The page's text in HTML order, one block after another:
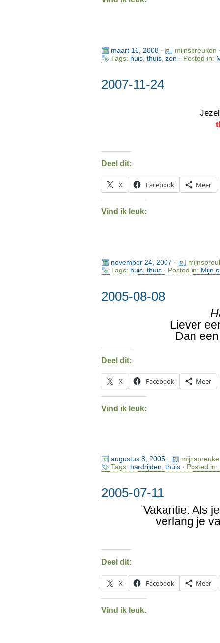
maart 16, 2008·
mijnspreuken
Tags: huis, thuis, zon · Posted in:
2007-11-24
Deel dit:
X Facebook Meer
Vind ik leuk:
november 24, 2007 ·
Tags: huis, thuis· Posted in: Mijn
2005-08-08
Liever
Dan
Deel dit:
X Facebook Meer
Vind ik leuk:
augustus 8, 2005·
Tags: hardrijden thuis· Posted in:
2005-07-11
Vakantie: Als
verlang je
Deel dit:
X Facebook Meer
Vind ik leuk: